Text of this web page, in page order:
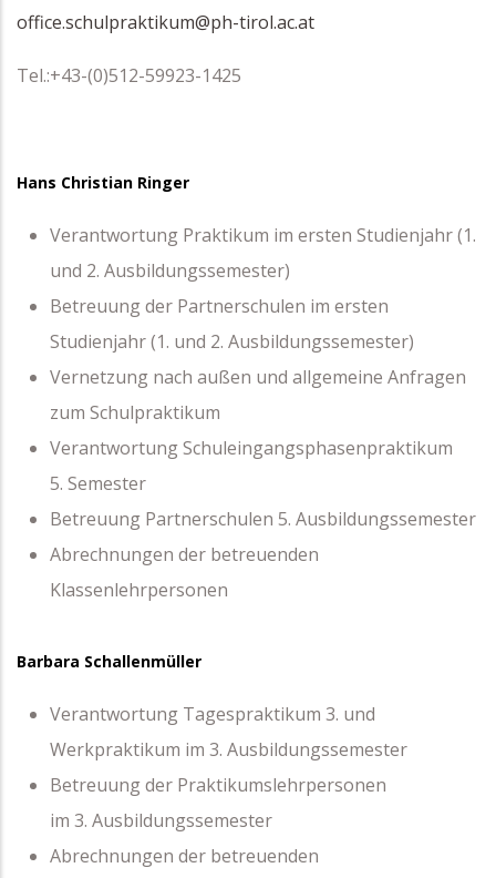
office.schulpraktikum@ph-tirol.ac.at
Tel.:+43-(0)512-59923-1425
Hans Christian Ringer
Verantwortung Praktikum im ersten Studienjahr (1.
und 2. Ausbildungssemester)
Betreuung der Partnerschulen im ersten
Studienjahr (1. und 2. Ausbildungssemester)
Vernetzung nach außen und allgemeine Anfragen
zum Schulpraktikum
Verantwortung Schuleingangsphasenpraktikum
5. Semester
Betreuung Partnerschulen 5. Ausbildungssemester
Abrechnungen der betreuenden
Klassenlehrpersonen
Barbara Schallenmüller
Verantwortung Tagespraktikum 3. und
Werkpraktikum im 3. Ausbildungssemester
Betreuung der Praktikumslehrpersonen
im 3. Ausbildungssemester
Abrechnungen der betreuenden